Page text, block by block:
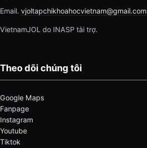
Email. vjoltapchikhoahocvietnam@gmail.com
VietnamJOL do INASP tài trợ.
Theo dõi chúng tôi
Google Maps
Fanpage
Instagram
Youtube
Tiktok